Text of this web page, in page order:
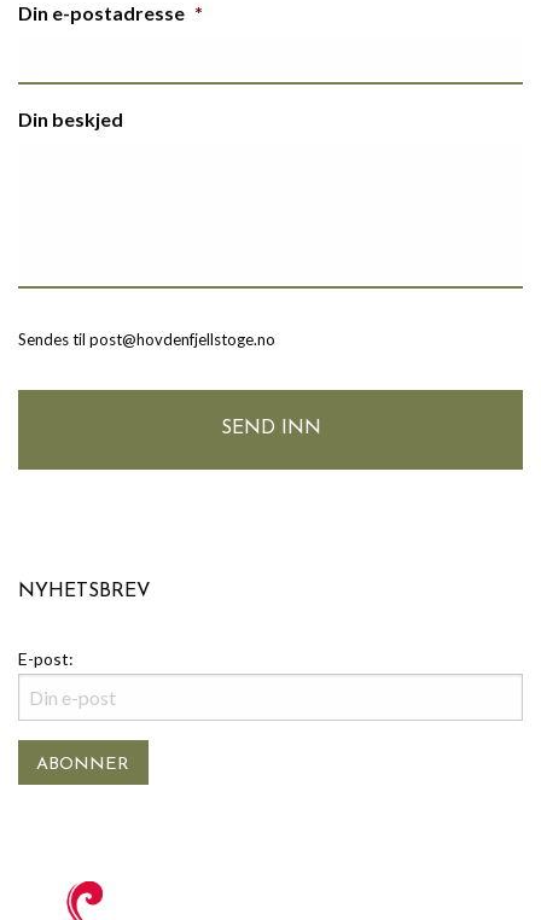
Din e-postadresse *
Din beskjed
Sendes til post@hovdenfjellstoge.no
NYHETSBREV
E-post: